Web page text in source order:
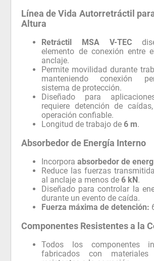
Línea de Vida Autorretráctil
Altura
Retráctil MSA V-TEC
elemento de conexión entre
anclaje.
Permite movilidad durante
manteniendo conexión
sistema de protección.
Diseñado para
requiere detención de
operación confiable.
Longitud de trabajo de6 m.
Absorbedor de Energía Interno
Incorporaabsorbedor de
Reduce las fuerzas
al anclaje a menos de6 kN.
Diseñado para controlar la
durante un evento de caída.
Fuerza máxima de detención:
Componentes Resistentes a la
Todos los componentes
fabricados con materiales